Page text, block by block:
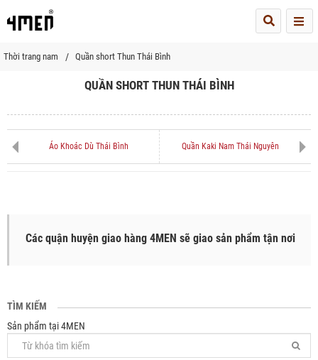
Thời trang nam Quần short Thun Thái Bình
QUẦN SHORT THUN THÁI BÌNH
Áo Khoác Dù Thái Bình Quần Kaki Nam Thái Nguyên
Các quận huyện giao hàng 4MEN sẽ giao sản phẩm tận nơi
TÌM KIẾM
Sản phẩm tại 4MEN